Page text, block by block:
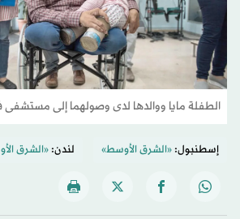
الطفلة مايا ووالدها لدى وصولهما إلى
إسطنبول:«الشرق الأوسط» لندن:«الشرق